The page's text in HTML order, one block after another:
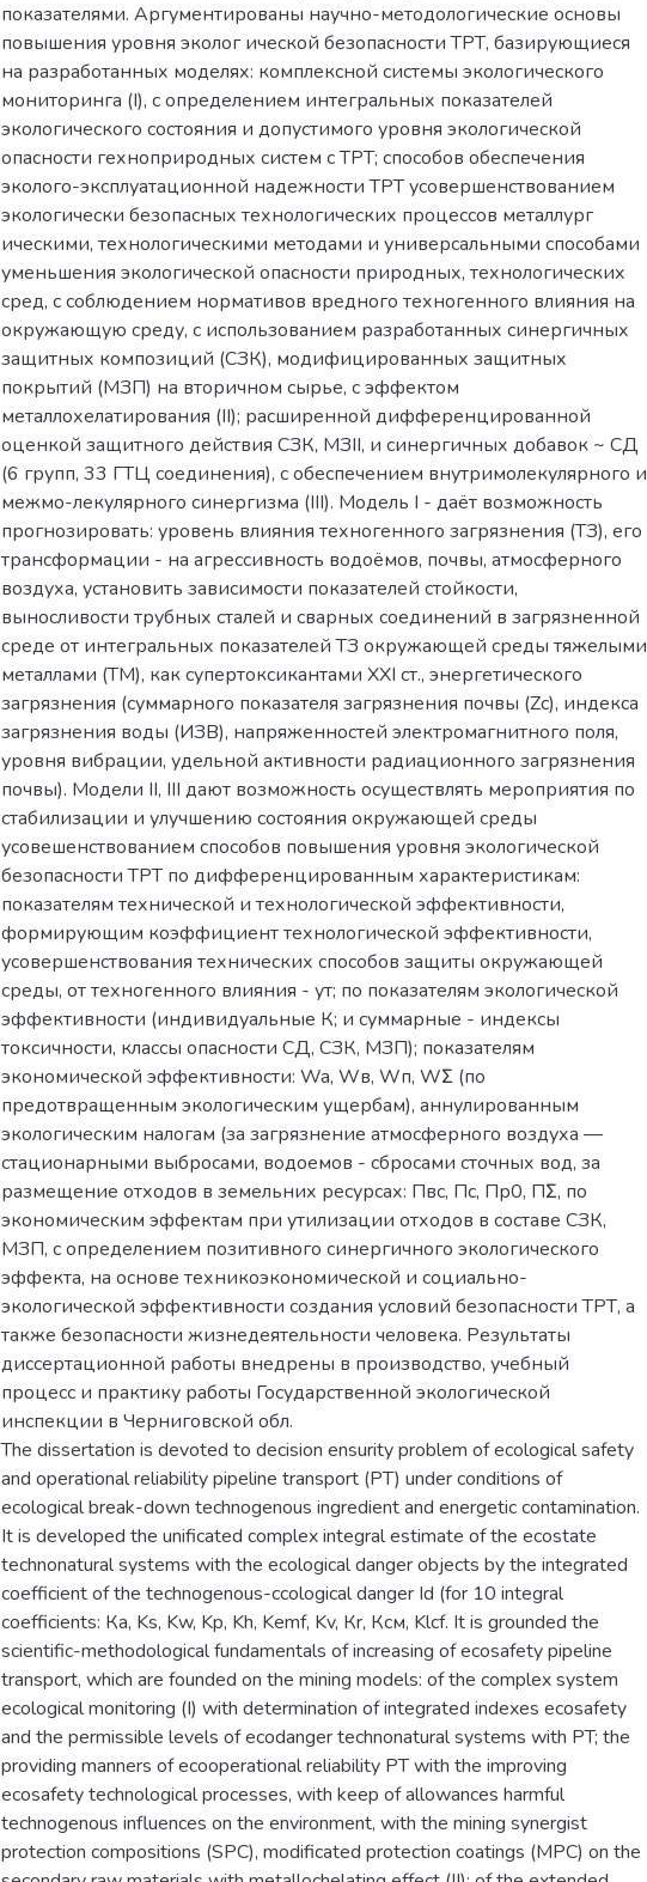
показателями. Аргументированы научно-методологические основы
повышения уровня эколог ической безопасности ТРТ, базирующиеся
на разработанных моделях: комплексной системы экологического
мониторинга (I), с определением интегральных показателей
экологического состояния и допустимого уровня экологической
опасности гехноприродных систем с ТРТ; способов обеспечения
эколого-эксплуатационной надежности ТРТ усовершенствованием
экологически безопасных технологических процессов металлург
ическими, технологическими методами и универсальными способами
уменьшения экологической опасности природных, технологических
сред, с соблюдением нормативов вредного техногенного влияния на
окружающую среду, с использованием разработанных синергичных
защитных композиций (СЗК), модифицированных защитных
покрытий (МЗП) на вторичном сырье, с эффектом
металлохелатирования (II); расширенной дифференцированной
оценкой защитного действия СЗК, МЗІІ, и синергичных добавок ~ СД
(6 групп, 33 ГТЦ соединения), с обеспечением внутримолекулярного и
межмо-лекулярного синергизма (III). Модель I - даёт возможность
прогнозировать: уровень влияния техногенного загрязнения (ТЗ), его
трансформации - на агрессивность водоёмов, почвы, атмосферного
воздуха, установить зависимости показателей стойкости,
выносливости трубных сталей и сварных соединений в загрязненной
среде от интегральных показателей ТЗ окружающей среды тяжелыми
металлами (ТМ), как супертоксикантами XXI ст., энергетического
загрязнения (суммарного показателя загрязнения почвы (Zc), индекса
загрязнения воды (ИЗВ), напряженностей электромагнитного поля,
уровня вибрации, удельной активности радиационного загрязнения
почвы). Модели II, III дают возможность осуществлять мероприятия по
стабилизации и улучшению состояния окружающей среды
усовешенствованием способов повышения уровня экологической
безопасности ТРТ по дифференцированным характеристикам:
показателям технической и технологической эффективности,
формирующим коэффициент технологической эффективности,
усовершенствования технических способов защиты окружающей
среды, от техногенного влияния - ут; по показателям экологической
эффективности (индивидуальные К; и суммарные - индексы
токсичности, классы опасности СД, СЗК, МЗП); показателям
экономической эффективности: Wa, Wв, Wп, WΣ (по
предотвращенным экологическим ущербам), аннулированным
экологическим налогам (за загрязнение атмосферного воздуха —
стационарными выбросами, водоемов - сбросами сточных вод, за
размещение отходов в земельних ресурсах: Пвс, Пс, Пр0, ПΣ, по
экономическим эффектам при утилизации отходов в составе СЗК,
МЗП, с определением позитивного синергичного экологического
эффекта, на основе техникоэкономической и социально-
экологической эффективности создания условий безопасности ТРТ, а
также безопасности жизнедеятельности человека. Результаты
диссертационной работы внедрены в производство, учебный
процесс и практику работы Государственной экологической
инспекции в Черниговской обл.
The dissertation is devoted to decision ensurity problem of ecological safety
and operational reliability pipeline transport (PT) under conditions of
ecological break-down technogenous ingredient and energetic contamination.
It is developed the unificated complex integral estimate of the ecostate
technonatural systems with the ecological danger objects by the integrated
coefficient of the technogenous-ccological danger Id (for 10 integral
coefficients: Кa, Ks, Kw, Kp, Kh, Kemf, Kv, Кr, Кcм, Klcf. It is grounded the
scientific-methodological fundamentals of increasing of ecosafety pipeline
transport, which are founded on the mining models: of the complex system
ecological monitoring (I) with determination of integrated indexes ecosafety
and the permissible levels of ecodanger technonatural systems with PT; the
providing manners of ecooperational reliability PT with the improving
ecosafety technological processes, with keep of allowances harmful
technogenous influences on the environment, with the mining synergist
protection compositions (SPC), modificated protection coatings (MPC) on the